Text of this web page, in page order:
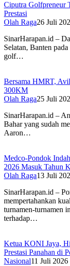
Ciputra Golfpreneur
Prestasi
Olah Raga26 Juli
SinarHarapan.id –
Selatan, Banten
golf…
Bersama HMRT,
300KM
Olah Raga25 Juli
SinarHarapan.id –
Bahar yang sudah
Aaron…
Medco-Pondok
2026 Masuk Tahun
Olah Raga13 Juli
SinarHarapan.id –
mempertahankan
turnamen-turnamen
terhadap…
Ketua KONI Jaya,
Prestasi Panahan di
Nasional11 Juli 2026